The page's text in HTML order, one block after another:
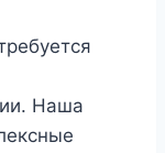
Наша